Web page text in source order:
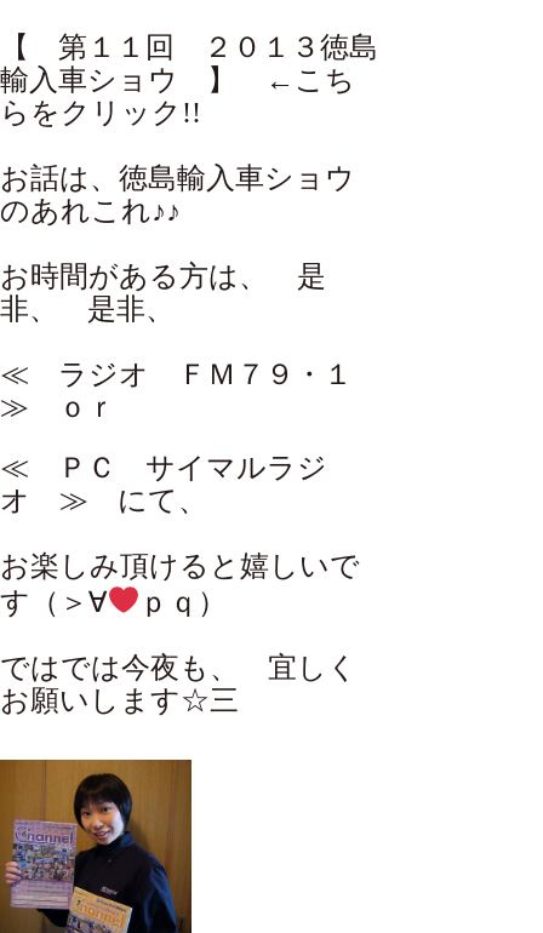
【 第１１回 ２０１３徳島
輸入車ショウ 】
←こち
らをクリック!!
お話は、徳島輸入車ショウ
のあれこれ♪♪
お時間がある方は、 是
非、 是非、
≪ ラジオ ＦＭ７９・１
≫ ｏｒ
≪ ＰＣ サイマルラジ
オ ≫ にて、
お楽しみ頂けると嬉しいで
す（＞∀
ｐｑ）
ではでは今夜も、 宜しく
お願いします☆三